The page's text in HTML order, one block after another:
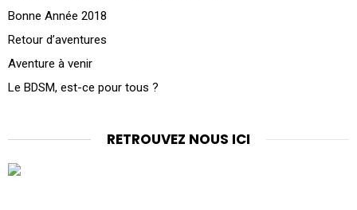
Bonne Année 2018
Retour d’aventures
Aventure à venir
Le BDSM, est-ce pour tous ?
RETROUVEZ NOUS ICI